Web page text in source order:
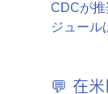
CDCが推
ジュール
💬 在